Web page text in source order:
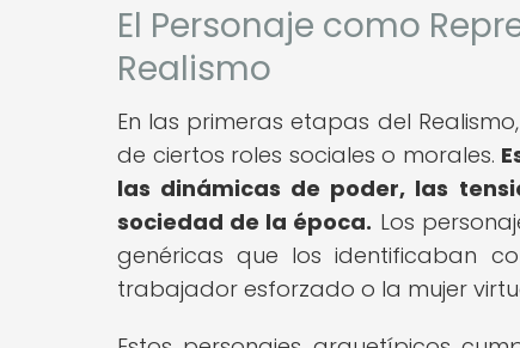
El Personaje como
Realismo
En las primeras etapas del
de ciertos roles sociales o morales.
las dinámicas de poder, las
sociedad de la época. Los
genéricas que los identificaban
trabajador esforzado o la mujer